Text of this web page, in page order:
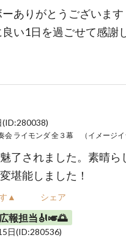
ーありがとうございます
い1日を過ごせて感謝
(ID:280038)
了されました。素晴ら
堪能しました！
▲ シェア
報担当🎻🎺🌅
日(ID:280536)